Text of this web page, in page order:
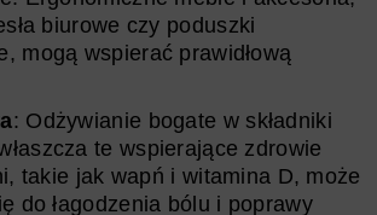
biurowe czy poduszki
mogą wspierać prawidłową
: Odżywianie bogate w składniki
te wspierające zdrowie
takie jak wapń i witamina D, może
do łagodzenia bólu i poprawy